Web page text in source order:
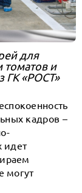
для
томатов и
ГК «РОСТ»
кадров –
идет
могут